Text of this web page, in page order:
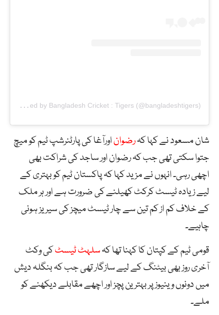
A
post shared by Bangladesh Cricket : Tigers (@bangladeshtigers)
شان مسعود نے کہا کہرضواناورآغا کی پارٹنرشپ ٹیم کو میچ
جتوا سکتی تھی جب کہ رضوان اور ساجد کی شراکت بھی
اچھی رہی۔ انہوں نے مزید کہا کہ پاکستان ٹیم کو بہتری کے
لیے زیادہ ٹیسٹ کرکٹ کھیلنے کی ضرورت ہے اور ہر ملک
کے خلاف کم از کم تین سے چار ٹیسٹ میچز کی سیریز ہونی
چاہیے۔
قومی ٹیم کے کپتان کا کہنا تھا کہسلہٹ ٹیسٹکی وکٹ
آخری روز بھی بیٹنگ کے لیے سازگار تھی جب کہ بنگلہ دیش
میں دونوں وینیوز پر بہترین پچز اور اچھے مقابلے دیکھنے کو
ملے۔